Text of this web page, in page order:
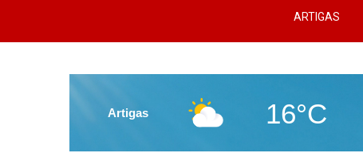
ARTIGAS
Artigas 16°C